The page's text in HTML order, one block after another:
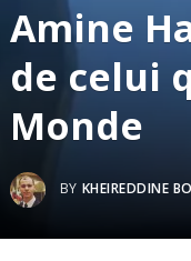
Amine
de celui
Monde
BY KHEIREDDINE